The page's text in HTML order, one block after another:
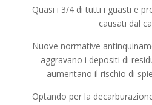
Quasi i 3/4 di tutti i guasti e
causati dal
Nuove normative
aggravano i depositi di
aumentano il rischio di
Optando per la